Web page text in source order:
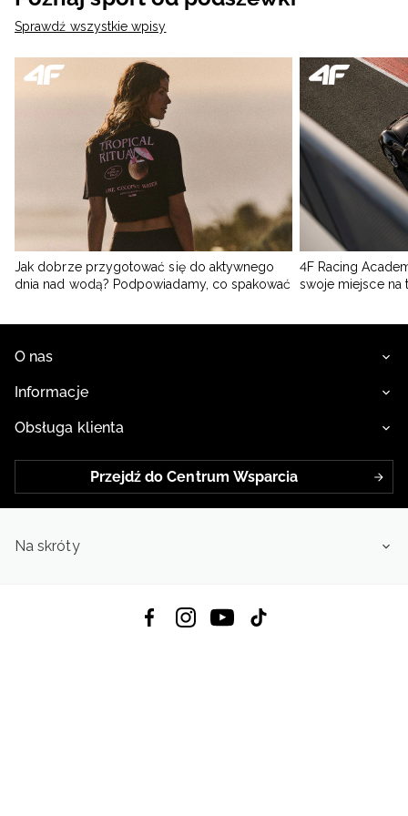
Sprawdź wszystkie wpisy
Jak dobrze przygotować się do aktywnego
dnia nad wodą? Podpowiadamy, co spakować
4F Racing
swoje miejsce na
O nas
Informacje
Obsługa klienta
Przejdź do Centrum Wsparcia
Na skróty